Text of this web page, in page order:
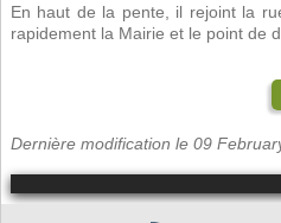
En haut de la pente, il rejoint la
rapidement la Mairie et le point de
Dernière modification le 09